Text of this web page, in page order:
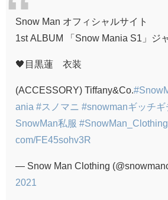
Snow Man オフィシャルサイト
1st ALBUM 「Snow Mania S1」ジ
🖤目黒蓮 衣装
(ACCESSORY) Tiffany&Co.
ania #スノマニ #snowmanギッチギ
SnowMan私服 #SnowMan_Clothing
com/FE45sohv3R
— Snow Man Clothing
2021